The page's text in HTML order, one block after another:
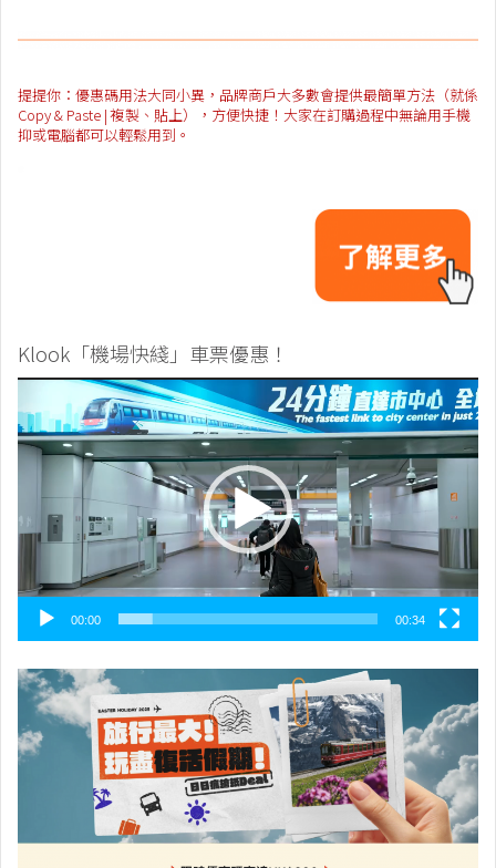
提提你：優惠碼用法大同小異，品牌商戶大多數會提供最簡單方法（就係
Copy & Paste | 複製、貼上），方便快捷！大家在訂購過程中無論用手機
抑或電腦都可以輕鬆用到。
Klook「機場快綫」車票優惠！
訊
播
00:00 00:34